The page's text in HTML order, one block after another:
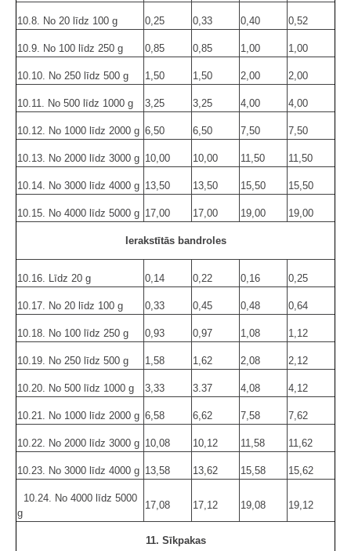
10.8. No 20 līdz 100 g 0,25 0,33 0,40 0,52
10.9. No 100 līdz 250 g 0,85 0,85 1,00 1,00
10.10. No 250 līdz 500 g 1,50 1,50 2,00 2,00
10.11. No 500 līdz 1000 g 3,25 3,25 4,00 4,00
10.12. No 1000 līdz 2000 g 6,50 6,50 7,50 7,50
10.13. No 2000 līdz 3000 g 10,00 10,00 11,50 11,50
10.14. No 3000 līdz 4000 g 13,50 13,50 15,50 15,50
10.15. No 4000 līdz 5000 g 17,00 17,00 19,00 19,00
Ierakstītās bandroles
10.16. Līdz 20 g 0,14 0,22 0,16 0,25
10.17. No 20 līdz 100 g 0,33 0,45 0,48 0,64
10.18. No 100 līdz 250 g 0,93 0,97 1,08 1,12
10.19. No 250 līdz 500 g 1,58 1,62 2,08 2,12
10.20. No 500 līdz 1000 g 3,33 3.37 4,08 4,12
10.21. No 1000 līdz 2000 g 6,58 6,62 7,58 7,62
10.22. No 2000 līdz 3000 g 10,08 10,12 11,58 11,62
10.23. No 3000 līdz 4000 g 13,58 13,62 15,58 15,62
10.24. No 4000 līdz 5000
g
17,08 17,12 19,08 19,12
11. Sīkpakas